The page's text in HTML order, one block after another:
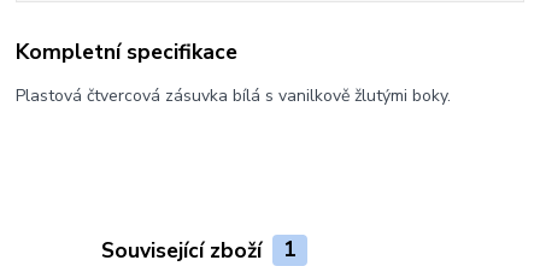
Kompletní specifikace
Plastová čtvercová zásuvka bílá s vanilkově žlutými boky.
Související zboží 1